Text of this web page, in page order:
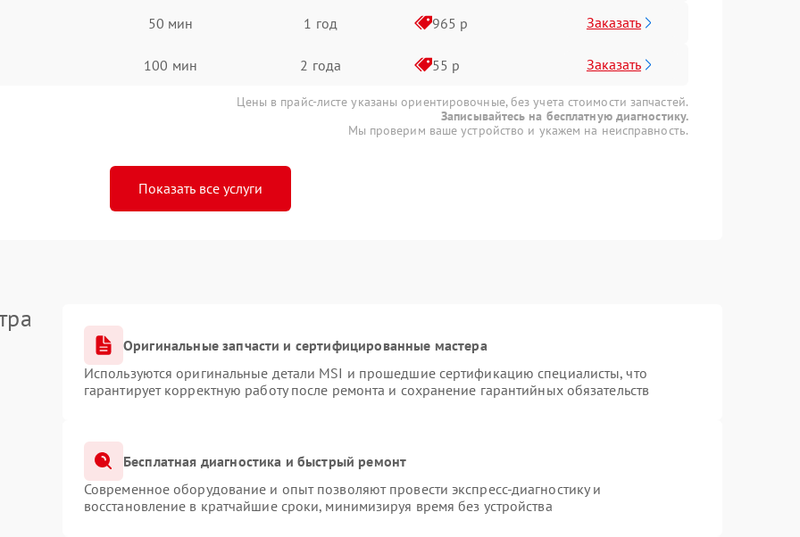
50 мин 1 год 965 р Заказать
100 мин 2 года 55 р Заказать
Цены в прайс-листе указаны ориентировочные, без учета стоимости запчастей.
Записывайтесь на бесплатную диагностику.
Мы проверим ваше устройство и укажем на неисправность.
Показать все услуги
Оригинальные запчасти и сертифицированные мастера
Используются оригинальные детали MSI и прошедшие сертификацию специалисты, что
гарантирует корректную работу после ремонта и сохранение гарантийных обязательств
Бесплатная диагностика и быстрый ремонт
Современное оборудование и опыт позволяют провести экспресс-диагностику и
восстановление в кратчайшие сроки, минимизируя время без устройства